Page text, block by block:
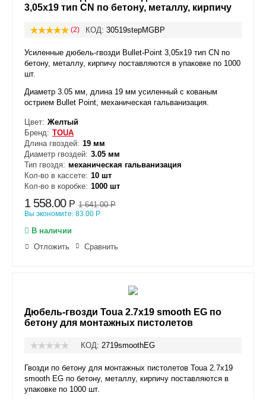
3,05x19 тип CN по бетону, металлу, кирпичу
(2) КОД: 30519stepMGBP
Усиленные дюбель-гвозди Bullet-Point 3,05x19 тип CN по
бетону, металлу, кирпичу поставляются в упаковке по 1000
шт.
Диаметр 3.05 мм, длина 19 мм усиленный с кованым
острием Bullet Point, механическая гальванизация.
Цвет: Желтый
Бренд: TOUA
Длина гвоздей: 19 мм
Диаметр гвоздей: 3.05 мм
Тип гвоздя: механическая гальванизация
Кол-во в кассете: 10 шт
Кол-во в коробке: 1000 шт
1 558.00 Р 1 641.00 Р
Вы экономите: 83.00 Р
В наличии
Отложить
Сравнить
Дюбель-гвозди Toua 2.7x19 smooth EG по
бетону для монтажных пистолетов
КОД: 2719smoothEG
Гвозди по бетону для монтажных пистолетов Toua 2.7x19
smooth EG по бетону, металлу, кирпичу поставляются в
упаковке по 1000 шт.